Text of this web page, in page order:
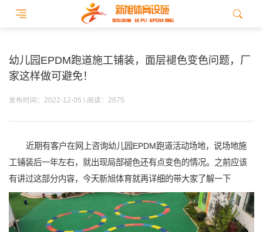
幼儿园EPDM跑道施工铺装，面层褪色变色问题，厂
家这样做可避免！
发布时间：2022-12-05 \ 阅读：2875
近期有客户在网上咨询幼儿园EPDM跑道活动场地，说场地施
工铺装后一年左右，就出现局部褪色还有点变色的情况。之前应该
有讲过这部分内容，今天新旭体育就再详细的带大家了解一下